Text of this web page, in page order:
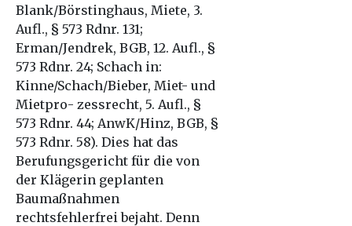
Blank/Börstinghaus, Miete, 3.
Aufl., § 573 Rdnr. 131;
Erman/Jendrek, BGB, 12. Aufl., §
573 Rdnr. 24; Schach in:
Kinne/Schach/Bieber, Miet- und
Mietpro- zessrecht, 5. Aufl., §
573 Rdnr. 44; AnwK/Hinz, BGB, §
573 Rdnr. 58). Dies hat das
Berufungsgericht für die von
der Klägerin geplanten
Baumaßnahmen
rechtsfehlerfrei bejaht. Denn